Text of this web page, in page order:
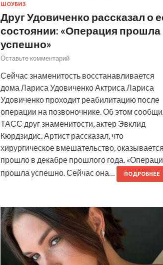
ШОУБИЗ
Друг Удовиченко рассказал о
состоянии: «Операция прошла
успешно»
Оставьте комментарий
Сейчас знаменитость восстанавливается
дома Лариса Удовиченко Актриса Лариса
Удовиченко проходит реабилитацию после
операции на позвоночнике. Об этом
ТАСС друг знаменитости, актер Эвклид
Кюрдзидис. Артист рассказал, что
хирургическое вмешательство,
прошло в декабре прошлого года.
прошла успешно. Сейчас она…
ПОДРОБНЕЕ